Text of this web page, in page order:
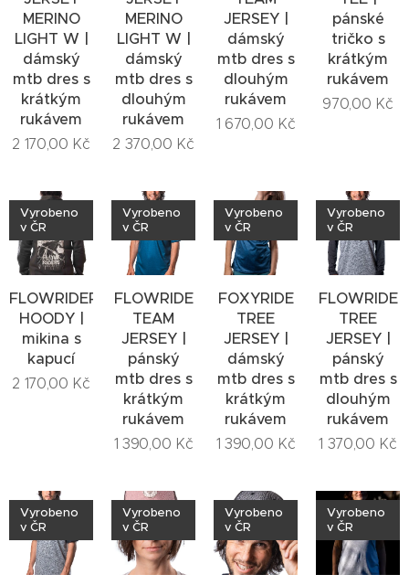
MERINO
LIGHT W |
dámský
mtb dres s
krátkým
rukávem
2 170,00 Kč
MERINO
LIGHT W |
dámský
mtb dres s
dlouhým
rukávem
2 370,00 Kč
JERSEY |
dámský
mtb dres s
dlouhým
rukávem
1 670,00 Kč
pánské
tričko s
krátkým
rukávem
970,00 Kč
FLOWRIDERS
HOODY |
mikina s
kapucí
Vyrobeno
v ČR
2 170,00 Kč
FLOWRIDE
TEAM
JERSEY |
pánský
mtb dres s
krátkým
rukávem
Vyrobeno
v ČR
1 390,00 Kč
FOXYRIDE
TREE
JERSEY |
dámský
mtb dres s
krátkým
rukávem
Vyrobeno
v ČR
1 390,00 Kč
FLOWRIDE
TREE
JERSEY |
pánský
mtb dres s
dlouhým
rukávem
Vyrobeno
v ČR
1 370,00 Kč
Vyrobeno
v ČR
Vyrobeno
v ČR
Vyrobeno
v ČR
Vyrobeno
v ČR